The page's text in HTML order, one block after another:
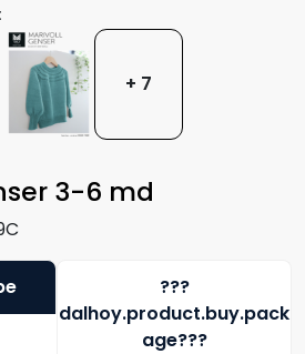
3-6 md
+ 7
???
dalhoy.product.buy.pack
age???